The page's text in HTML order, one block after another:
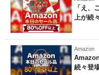
「え、
上が続
Amazon
続々登